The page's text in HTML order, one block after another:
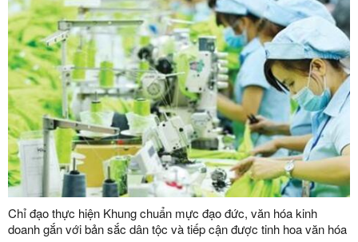
Chỉ đạo thực hiện Khung chuẩn mực đạo đức, văn hóa kinh
doanh gắn với bản sắc dân tộc và tiếp cận được tinh hoa văn hóa